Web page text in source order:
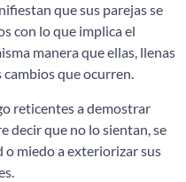
que sus parejas se
con lo que implica el
manera que ellas, llenas
que ocurren.
reticentes a demostrar
decir que no lo sientan, se
miedo a exteriorizar sus